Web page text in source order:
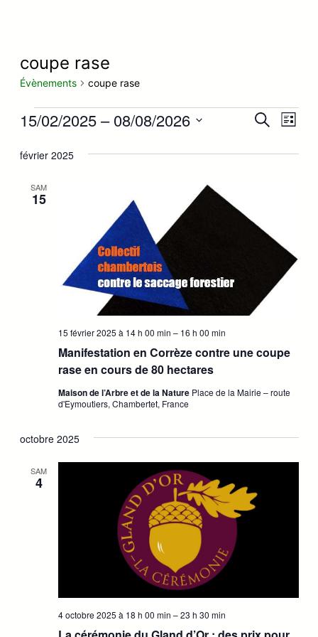
coupe rase
Évènements coupe rase
Évènements Recherche
Liste
15/02/2025 – 08/08/2026
une
date.
février 2025
SAM
15
Manifestation en Corrèze contre une coupe
rase en cours de 80 hectares
15 février 2025 à 14 h 00 min – 16 h 00 min
Maison de l’Arbre et de la Nature Place de la Mairie – route
d'Eymoutiers, Chambertet, France
octobre 2025
SAM
4
4 octobre 2025 à 18 h 00 min –23 h 30 min